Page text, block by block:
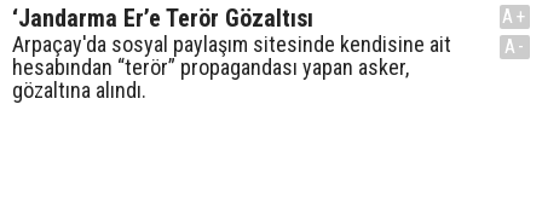
‘Jandarma Er’e Terör Gözaltısı
Arpaçay'da sosyal paylaşım sitesinde kendisine ait
hesabından “terör” propagandası yapan asker,
gözaltına alındı.
A+
A-